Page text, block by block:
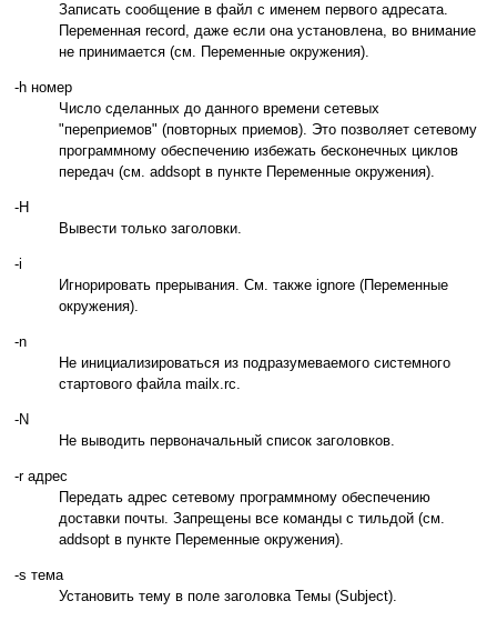
Записать сообщение в файл с именем первого адресата.
Переменная record, даже если она установлена, во внимание
не принимается (см. Переменные окружения).
-h номер
Число сделанных до данного времени сетевых
"переприемов" (повторных приемов). Это позволяет сетевому
программному обеспечению избежать бесконечных циклов
передач (см. addsopt в пункте Переменные окружения).
-H
Вывести только заголовки.
-i
Игнорировать прерывания. См. также ignore (Переменные
окружения).
-n
Не инициализироваться из подразумеваемого системного
стартового файла mailx.rc.
-N
Не выводить первоначальный список заголовков.
-r адрес
Передать адрес сетевому программному обеспечению
доставки почты. Запрещены все команды с тильдой (см.
addsopt в пункте Переменные окружения).
-s тема
Установить тему в поле заголовка Темы (Subject).